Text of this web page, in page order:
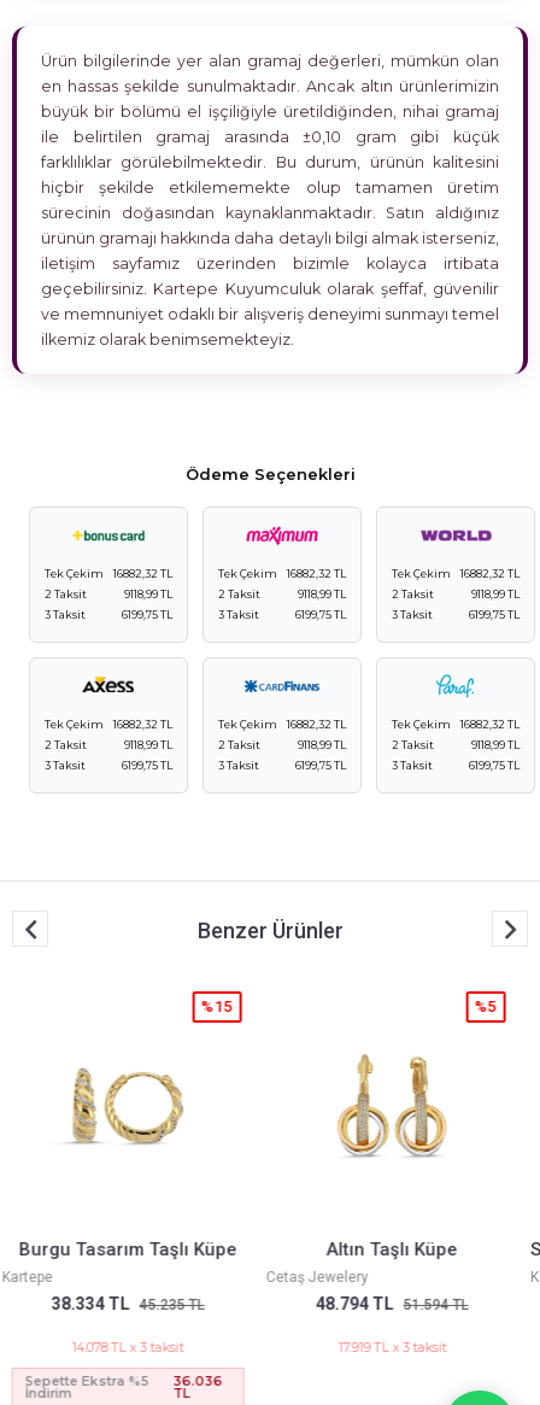
Ürün bilgilerinde yer alan gramaj değerleri, mümkün olan
en hassas şekilde sunulmaktadır. Ancak altın ürünlerimizin
büyük bir bölümü el işçiliğiyle üretildiğinden, nihai gramaj
ile belirtilen gramaj arasında ±0,10 gram gibi küçük
farklılıklar görülebilmektedir. Bu durum, ürünün kalitesini
hiçbir şekilde etkilememekte olup tamamen üretim
sürecinin doğasından kaynaklanmaktadır. Satın aldığınız
ürünün gramajı hakkında daha detaylı bilgi almak isterseniz,
iletişim sayfamız üzerinden bizimle kolayca irtibata
geçebilirsiniz. Kartepe Kuyumculuk olarak şeffaf, güvenilir
ve memnuniyet odaklı bir alışveriş deneyimi sunmayı temel
ilkemiz olarak benimsemekteyiz.
Ödeme Seçenekleri
Tek Çekim
16882,32 TL
2 Taksit
9118,99 TL
3 Taksit
6199,75 TL
Tek Çekim
16882,32 TL
2 Taksit
9118,99 TL
3 Taksit
6199,75 TL
Tek Çekim
16882,32 TL
2 Taksit
9118,99 TL
3 Taksit
6199,75 TL
Tek Çekim
16882,32 TL
2 Taksit
9118,99 TL
3 Taksit
6199,75 TL
Tek Çekim
16882,32 TL
2 Taksit
9118,99 TL
3 Taksit
6199,75 TL
Tek Çekim
16882,32 TL
2 Taksit
9118,99 TL
3 Taksit
6199,75 TL
Benzer Ürünler
Altın Taşlı Küpe
Cetaş Jewelery
48.794 TL 51.594 TL
%5
17.919 TL x 3 taksit
Kartepe
12.285 TL 14.496 TL
%15
4.511 TL x 3 taksit
TL